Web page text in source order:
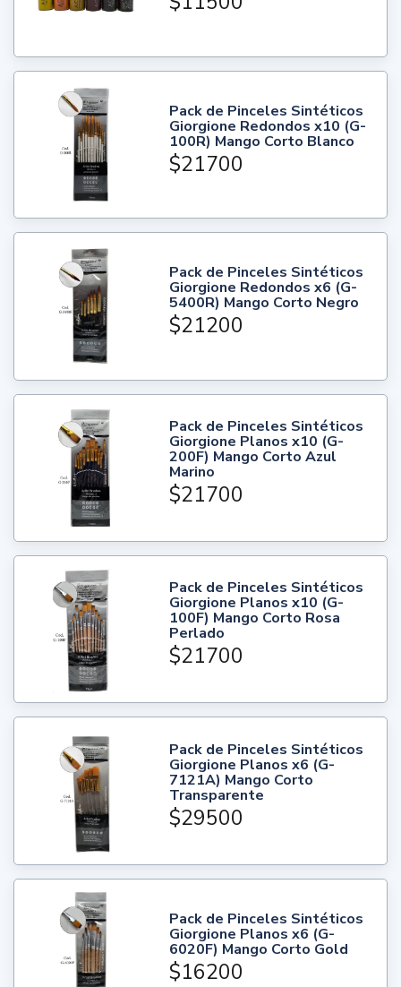
Pack de Pinceles Sintéticos
Giorgione Redondos x10 (G-
100R) Mango Corto Blanco
$21700
Pack de Pinceles Sintéticos
Giorgione Redondos x6 (G-
5400R) Mango Corto Negro
$21200
Pack de Pinceles Sintéticos
Giorgione Planos x10 (G-
200F) Mango Corto Azul
Marino
$21700
Pack de Pinceles Sintéticos
Giorgione Planos x10 (G-
100F) Mango Corto Rosa
Perlado
$21700
Pack de Pinceles Sintéticos
Giorgione Planos x6 (G-
7121A) Mango Corto
Transparente
$29500
Pack de Pinceles Sintéticos
Giorgione Planos x6 (G-
6020F) Mango Corto Gold
$16200